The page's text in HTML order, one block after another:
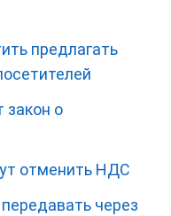
предлагать
закон о
отменить НДС
через